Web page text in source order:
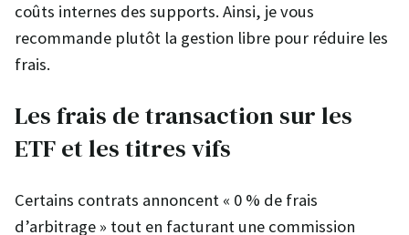
coûts internes des supports. Ainsi, je vous
recommande plutôt la gestion libre pour réduire les
frais.
Les frais de transaction sur les
ETF et les titres vifs
Certains contrats annoncent « 0 % de frais
d’arbitrage » tout en facturant une commission